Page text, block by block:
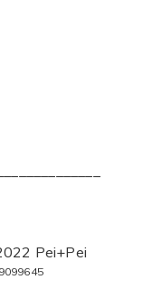
Pei+Pei